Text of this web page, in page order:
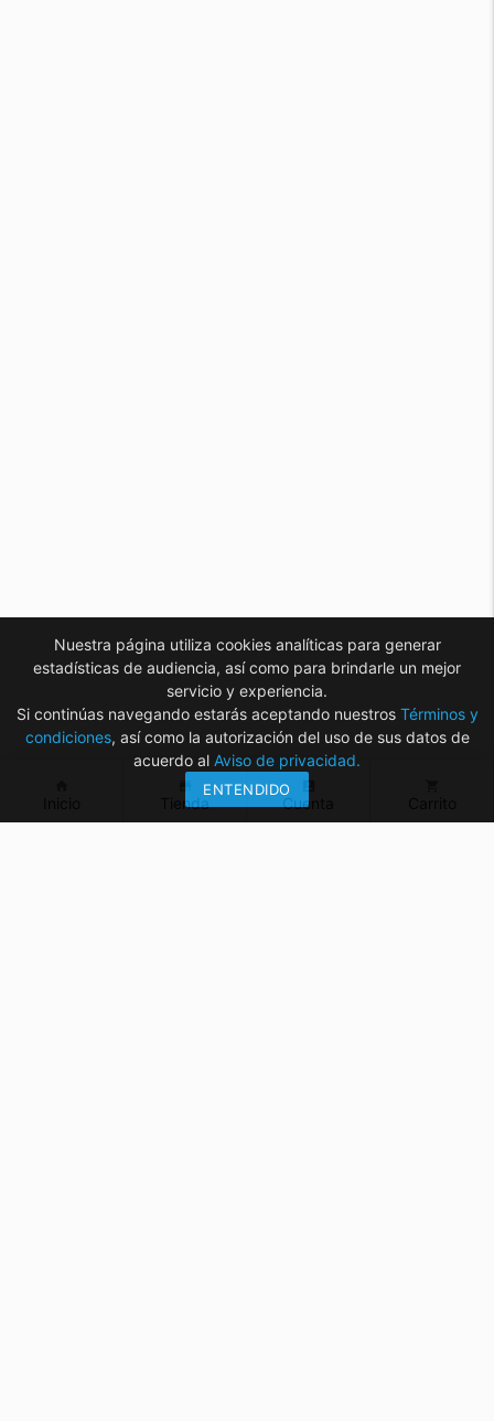
Tienda Cuenta
Nuestra página utiliza cookies analíticas para generar
estadísticas de audiencia, así como para brindarle un mejor
servicio y experiencia.
Si continúas navegando estarás aceptando nuestros Términos y
condiciones, así como la autorización del uso de sus datos de
acuerdo al Aviso de privacidad.
ENTENDIDO